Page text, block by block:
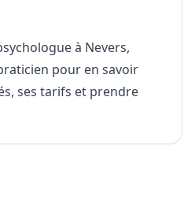
à Nevers,
pour en savoir
ses tarifs et prendre